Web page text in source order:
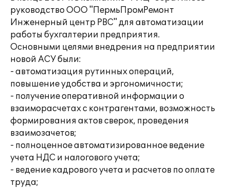
руководство ООО "ПермьПромРемонт
Инженерный центр РВС" для автоматизации
работы бухгалтерии предприятия.
Основными целями внедрения на предприятии
новой АСУ были:
- автоматизация рутинных операций,
повышение удобства и эргономичности;
- получение оперативной информации о
взаиморасчетах с контрагентами, возможность
формирования актов сверок, проведения
взаимозачетов;
- полноценное автоматизированное ведение
учета НДС и налогового учета;
- ведение кадрового учета и расчетов по оплате
труда;